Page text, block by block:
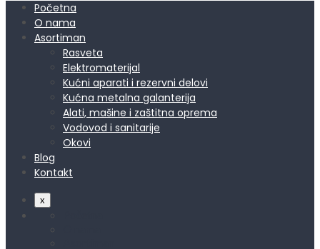
Početna
O nama
Asortiman
Rasveta
Elektromaterijal
Kućni aparati i rezervni delovi
Kućna metalna galanterija
Alati, mašine i zaštitna oprema
Vodovod i sanitarije
Okovi
Blog
Kontakt
x